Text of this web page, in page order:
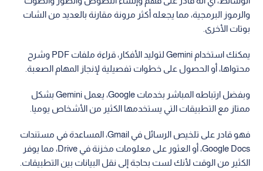
والرموز البرمجية، مما يجعله أكثر مرونة مقارنة بالعديد من الشات
بوتات الأخرى.
يمكنك استخدام Gemini لتوليد الأفكار، قراءة ملفات PDF وشرح
محتواها، أو الحصول على خطوات تفصيلية لإنجاز المهام الصعبة.
وبفضل ارتباطه المباشر بخدمات Google، يعمل Gemini بشكل
ممتاز مع التطبيقات التي يستخدمها الكثير من الأشخاص يوميا.
فهو قادر على تلخيص الرسائل في Gmail، المساعدة في مستندات
Google Docs، أو العثور على معلومات مخزنة في Drive، مما يوفر
الكثير من الوقت لأنك لست بحاجة إلى نقل البيانات بين التطبيقات.